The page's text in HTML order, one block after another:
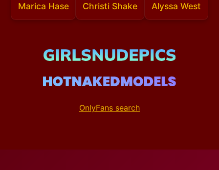
Marica Hase Christi Shake Alyssa West
OnlyFans search